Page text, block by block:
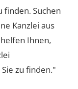
finden. Suchen
Kanzlei aus
Ihnen,
zu finden."